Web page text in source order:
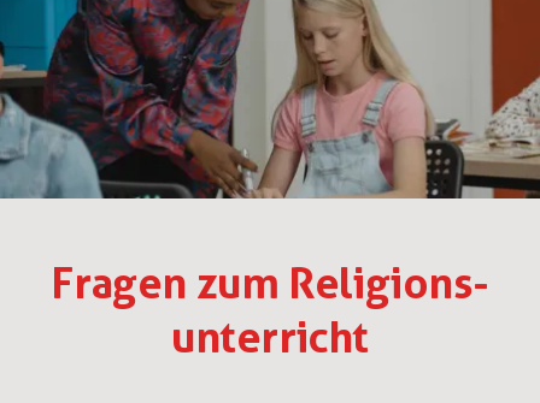
Fragen zum Re­li­gi­ons­
un­ter­richt